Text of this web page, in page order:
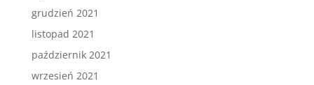
grudzień 2021
listopad 2021
październik 2021
wrzesień 2021